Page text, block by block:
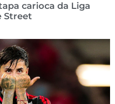
carioca da Liga
Street